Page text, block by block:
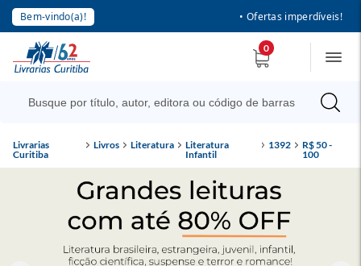
Bem-vindo(a)! • Ofertas imperdíveis!
0
Livrarias
Curitiba
Livros Literatura
Literatura
Infantil
1392
R$ 50 -
100